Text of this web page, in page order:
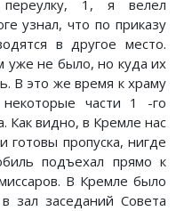
переулку, 1, я велел
узнал, что по приказу
в другое место.
уже не было, но куда их
В это же время к храму
некоторые части 1 -го
Как видно, в Кремле нас
пропуска, нигде
подъехал прямо к
В Кремле было
зал заседаний Совета